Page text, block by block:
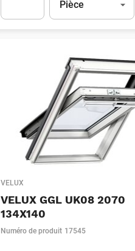
Pièce
VELUX
VELUX GGL UK08 2070
134X140
Numéro de produit 17545